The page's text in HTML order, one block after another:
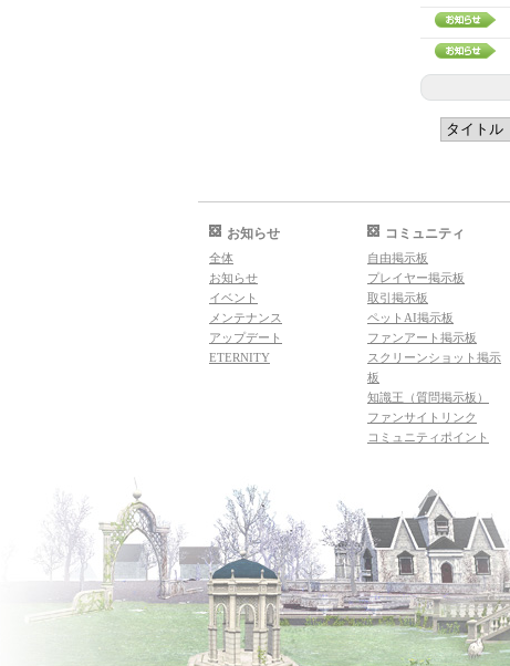
お知らせ
全体
お知らせ
イベント
メンテナンス
アップデート
ETERNITY
コミュニティ
自由掲示板
プレイヤー掲示板
取引掲示板
ペットAI掲示板
ファンアート掲示板
スクリーンショット掲示
板
知識王（質問掲示板）
ファンサイトリンク
コミュニティポイント